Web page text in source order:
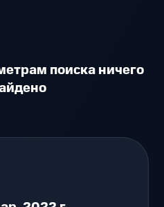
поиска ничего